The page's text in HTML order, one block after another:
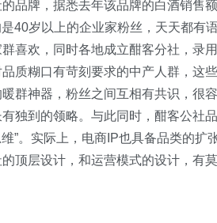
品牌，据悉去年该品牌的白酒销售额
40岁以上的企业家粉丝，天天都有
喜欢，同时各地成立酣客分社，录用
质糊口有苛刻要求的中产人群，这些
群神器，粉丝之间互相有共识，很容
独到的领略。与此同时，酣客公社品
”。实际上，电商IP也具备品类的扩
顶层设计，和运营模式的设计，有莫